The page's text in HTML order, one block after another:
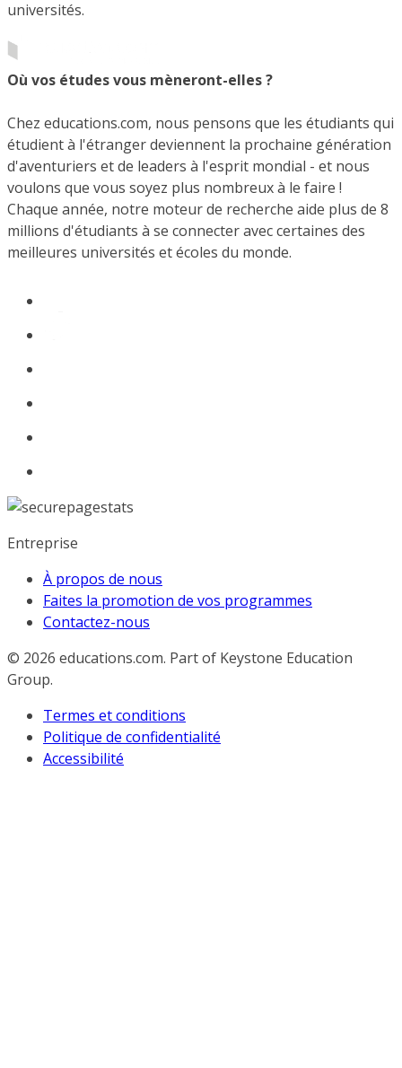
universités.
Où vos études vous mèneront-elles ?
Chez educations.com, nous pensons que les étudiants qui
étudient à l'étranger deviennent la prochaine génération
d'aventuriers et de leaders à l'esprit mondial - et nous
voulons que vous soyez plus nombreux à le faire !
Chaque année, notre moteur de recherche aide plus de 8
millions d'étudiants à se connecter avec certaines des
meilleures universités et écoles du monde.
Entreprise
À propos de nous
Faites la promotion de vos programmes
Contactez-nous
© 2026 educations.com. Part of Keystone Education
Group.
Termes et conditions
Politique de confidentialité
Accessibilité